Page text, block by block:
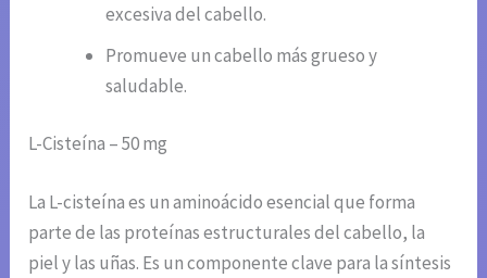
excesiva del cabello.
Promueve un cabello más grueso y
saludable.
L-Cisteína – 50 mg
La L-cisteína es un aminoácido esencial que forma
parte de las proteínas estructurales del cabello, la
piel y las uñas. Es un componente clave para la síntesis